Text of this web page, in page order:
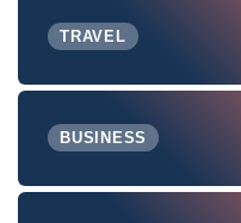
TRAVEL
BUSINESS